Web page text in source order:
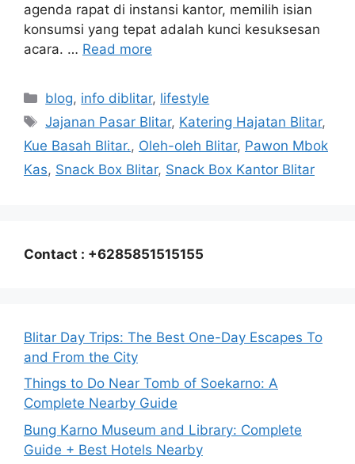
agenda rapat di instansi kantor, memilih isian
konsumsi yang tepat adalah kunci kesuksesan
acara. … Read more
Categories
blog, info diblitar, lifestyle
Tags
Jajanan Pasar Blitar, Katering Hajatan Blitar,
Kue Basah Blitar., Oleh-oleh Blitar, Pawon Mbok
Kas, Snack Box Blitar, Snack Box Kantor Blitar
Contact : +6285851515155
Blitar Day Trips: The Best One-Day Escapes To
and From the City
Things to Do Near Tomb of Soekarno: A
Complete Nearby Guide
Bung Karno Museum and Library: Complete
Guide + Best Hotels Nearby